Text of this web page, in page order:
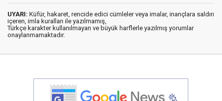
UYARI: Küfür, hakaret, rencide edici cümleler veya imalar, inançlara saldırı
içeren, imla kuralları ile yazılmamış,
Türkçe karakter kullanılmayan ve büyük harflerle yazılmış yorumlar
onaylanmamaktadır.